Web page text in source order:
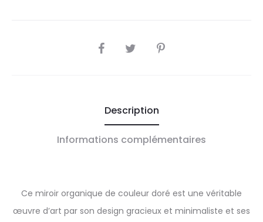
SHARE
Description
Informations complémentaires
Ce miroir organique de couleur doré est une véritable
œuvre d’art par son design gracieux et minimaliste et ses